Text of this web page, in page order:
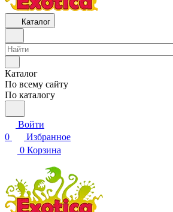
Каталог
Каталог
По всему сайту
По каталогу
Войти
0
Избранное
0 Корзина